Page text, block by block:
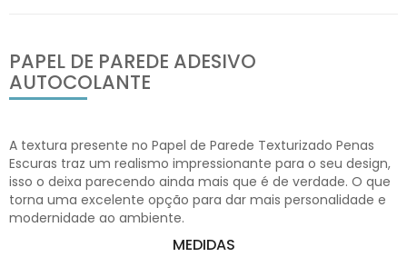
PAPEL DE PAREDE ADESIVO
AUTOCOLANTE
A textura presente no Papel de Parede Texturizado Penas
Escuras traz um realismo impressionante para o seu design,
isso o deixa parecendo ainda mais que é de verdade. O que
torna uma excelente opção para dar mais personalidade e
modernidade ao ambiente.
MEDIDAS